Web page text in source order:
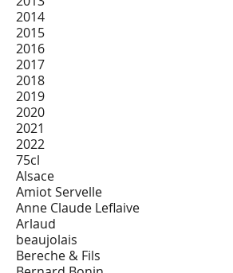
2014
2015
2016
2017
2018
2019
2020
2021
2022
75cl
Alsace
Amiot Servelle
Anne Claude Leflaive
Arlaud
beaujolais
Bereche & Fils